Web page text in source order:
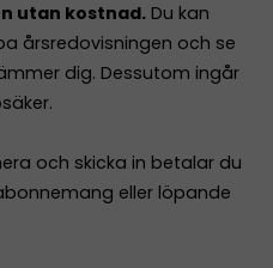
utan kostnad. Du kan
årsredovisningen och se
dig. Dessutom ingår
och skicka in betalar du
eller löpande